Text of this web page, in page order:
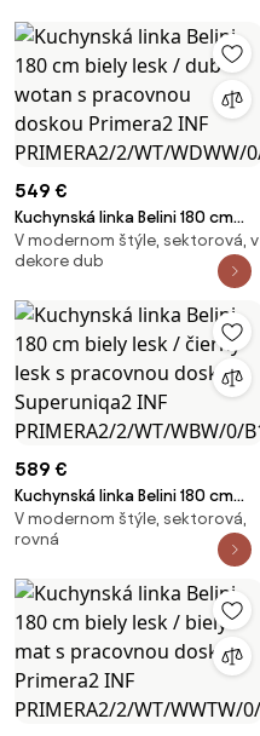
549 €
Kuchynská linka Belini 180 cm
biely lesk / dub wotan s
pracovnou doskou Primera2 INF
PRIMERA2/2/WT/WDWW/0/B1
V modernom štýle, sektorová, v
dekore dub
589 €
Kuchynská linka Belini 180 cm
biely lesk / čierny lesk s
pracovnou doskou
PRIMERA2/2/WT/WBW/0/B1
V modernom štýle, sektorová,
rovná